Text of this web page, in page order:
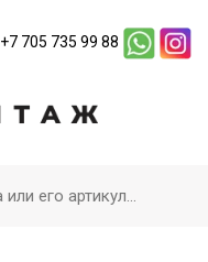
+7 705 735 99 88